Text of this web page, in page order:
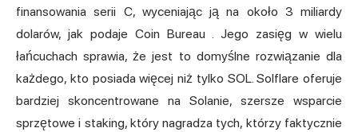
finansowania serii C, wyceniając ją na około 3 miliardy
dolarów, jak podaje Coin Bureau . Jego zasięg w wielu
łańcuchach sprawia, że jest to domyślne rozwiązanie dla
każdego, kto posiada więcej niż tylko SOL. Solflare oferuje
bardziej skoncentrowane na Solanie, szersze wsparcie
sprzętowe i staking, który nagradza tych, którzy faktycznie